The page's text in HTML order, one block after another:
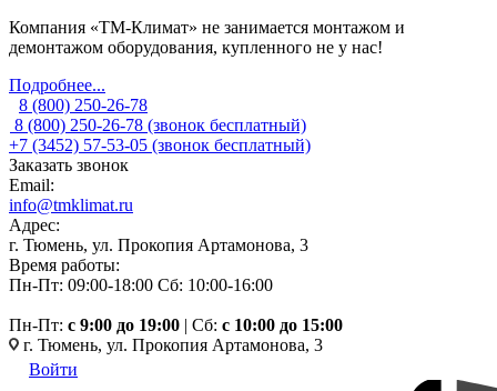
Компания «ТМ-Климат» не занимается монтажом и
демонтажом оборудования, купленного не у нас!
Подробнее...
8 (800) 250-26-78
8 (800) 250-26-78 (звонок бесплатный)
+7 (3452) 57-53-05 (звонок бесплатный)
Заказать звонок
Email:
info@tmklimat.ru
Адрес:
г. Тюмень, ул. Прокопия Артамонова, 3
Время работы:
Пн-Пт: 09:00-18:00 Сб: 10:00-16:00
Пн-Пт: c 9:00 до 19:00 | Сб: с 10:00 до 15:00
г. Тюмень, ул. Прокопия Артамонова, 3
Войти